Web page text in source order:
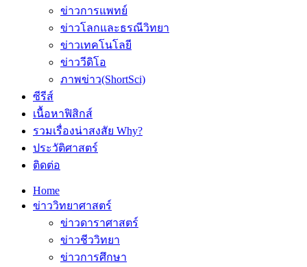
ข่าวการแพทย์
ข่าวโลกและธรณีวิทยา
ข่าวเทคโนโลยี
ข่าววีดิโอ
ภาพข่าว(ShortSci)
ซีรีส์
เนื้อหาฟิสิกส์
รวมเรื่องน่าสงสัย Why?
ประวัติศาสตร์
ติดต่อ
Home
ข่าววิทยาศาสตร์
ข่าวดาราศาสตร์
ข่าวชีววิทยา
ข่าวการศึกษา